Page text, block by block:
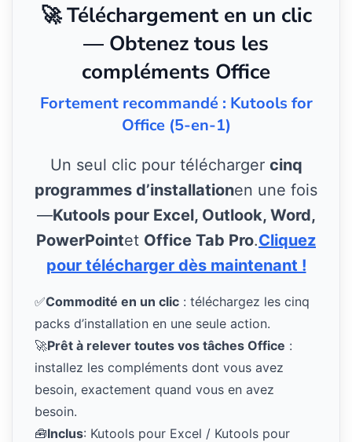
🚀 Téléchargement en un clic
— Obtenez tous les
compléments Office
Fortement recommandé : Kutools for
Office (5-en-1)
Un seul clic pour télécharger cinq
programmes d’installationen une fois
—Kutools pour Excel, Outlook, Word,
PowerPointet Office Tab Pro.Cliquez
pour télécharger dès maintenant !
✅Commodité en un clic : téléchargez les cinq
packs d’installation en une seule action.
🚀Prêt à relever toutes vos tâches Office :
installez les compléments dont vous avez
besoin, exactement quand vous en avez
besoin.
🧰Inclus: Kutools pour Excel / Kutools pour